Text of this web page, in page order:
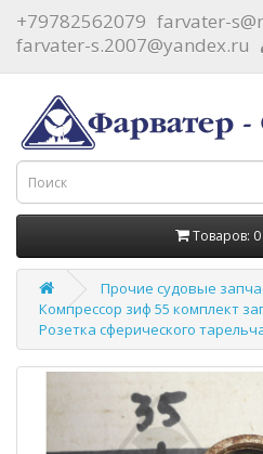
+79782562079 farvater-
farvater-s.2007@yandex.ru
Товаров:
Прочие судовые
Компрессор зиф 55 комплект
Розетка сферического